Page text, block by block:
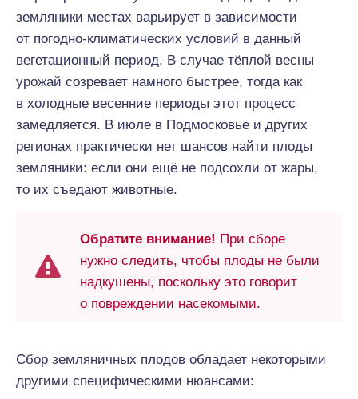
земляники местах варьирует в зависимости
от погодно-климатических условий в данный
вегетационный период. В случае тёплой весны
урожай созревает намного быстрее, тогда как
в холодные весенние периоды этот процесс
замедляется. В июле в Подмосковье и других
регионах практически нет шансов найти плоды
земляники: если они ещё не подсохли от жары,
то их съедают животные.
Обратите внимание! При сборе
нужно следить, чтобы плоды не были
надкушены, поскольку это говорит
о повреждении насекомыми.
Сбор земляничных плодов обладает некоторыми
другими специфическими нюансами: